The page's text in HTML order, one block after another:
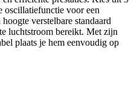
oscillatiefunctie voor een
verstelbare standaard
luchtstroom bereikt. Met zijn
plaats je hem eenvoudig op